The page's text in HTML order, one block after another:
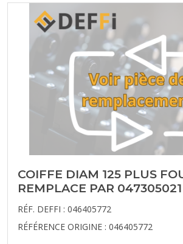
COIFFE DIAM 125 PLUS
REMPLACE PAR 047305021
RÉF. DEFFI : 046405772
RÉFÉRENCE ORIGINE : 046405772